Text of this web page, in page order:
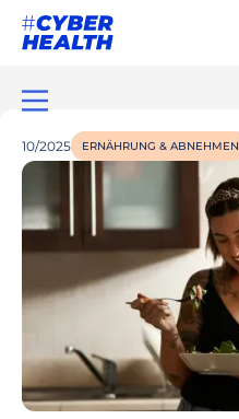
10/2025 ERNÄHRUNG & ABNEHMEN